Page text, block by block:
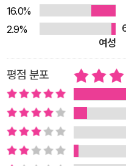
환 때문에 ‘읽지 못하는 사람
다. 이들의 이야기는 ‘읽기’
지각 차이가 읽기에 끼치는 영향 *글을 전혀 이해하지 못
을 수는 있다 _ 2장. 과독증:
설 *당신도 언제든지 문해력을 잃어버릴 수 있다 _ 3장. 실독증:
어느 날 갑자기 읽기 능력이
새, 촉감을 보고 느끼는 사람
계 *병리적 환각과 즐거운 상상의 경계는 모호하다 _ 5장. 환각:
16.0%
2.9%
여성
평점 분포